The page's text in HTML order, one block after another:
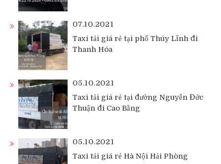
07.10.2021
Taxi tải giá rẻ tại phố Thúy Lĩnh đi
Thanh Hóa
05.10.2021
Taxi tải giá rẻ tại đường Nguyễn Đức
Thuận đi Cao Bằng
05.10.2021
Taxi tải giá rẻ Hà Nội Hải Phòng